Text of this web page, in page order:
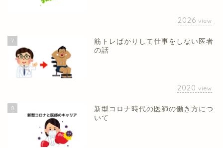
2026 view
7
筋トレばかりして仕事をしない医者
の話
2020 view
8
新型コロナ時代の医師の働き方につ
いて